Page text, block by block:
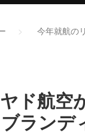
今年就航の
ド航空
ランデ